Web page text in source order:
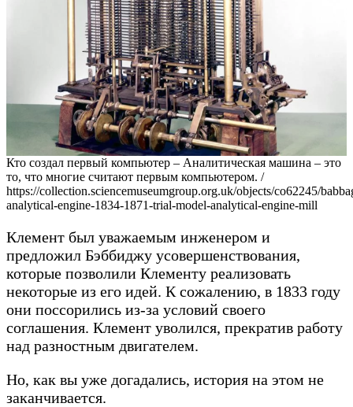
Кто создал первый компьютер – Аналитическая машина – это
то, что многие считают первым компьютером. /
https://collection.sciencemuseumgroup.org.uk/objects/co62245/
analytical-engine-1834-1871-trial-model-analytical-engine-mill
Клемент был уважаемым инженером и
предложил Бэббиджу усовершенствования,
которые позволили Клементу реализовать
некоторые из его идей. К сожалению, в 1833 году
они поссорились из-за условий своего
соглашения. Клемент уволился, прекратив работу
над разностным двигателем.
Но, как вы уже догадались, история на этом не
заканчивается.